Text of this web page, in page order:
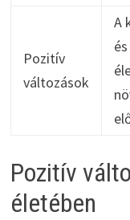
Pozitív
változások
A
Pozitív
életében